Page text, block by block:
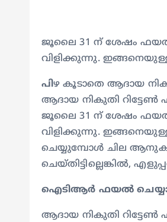
ജൂലൈ 31 ന് ശേഷം
വിളിക്കുന്നു.
പിഴ കൂടാതെ ആദായ
ആദായ നികുതി
ജൂലൈ 31 ന് ശേഷം
വിളിക്കുന്നു.
ചെയ്യുമ്പോൾ ചില
ചെയ്തിട്ടില്ലെങ്കിൽ,
ഐടിആർ ഫയൽ
ആദായ നികുതി